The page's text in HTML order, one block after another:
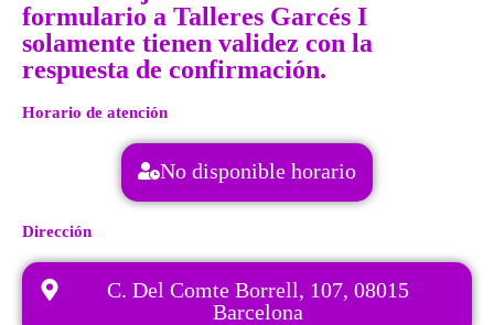
formulario a Talleres Garcés I
solamente tienen validez con la
respuesta de confirmación.
Horario de atención
No disponible horario
Dirección
C. Del Comte Borrell, 107, 08015
Barcelona